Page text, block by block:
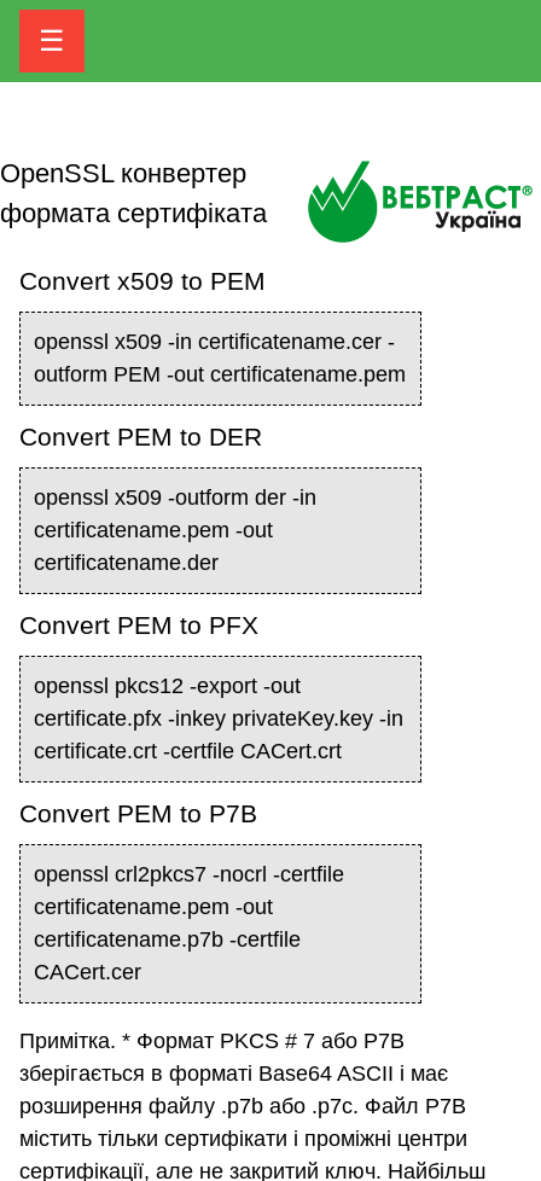
☰
OpenSSL конвертер
формата сертифіката
Convert x509 to PEM
openssl x509 -in certificatename.cer -
outform PEM -out certificatename.pem
Convert PEM to DER
openssl x509 -outform der -in
certificatename.pem -out
certificatename.der
Convert PEM to PFX
openssl pkcs12 -export -out
certificate.pfx -inkey privateKey.key -in
certificate.crt -certfile CACert.crt
Convert PEM to P7B
openssl crl2pkcs7 -nocrl -certfile
certificatename.pem -out
certificatename.p7b -certfile
CACert.cer
Примітка. * Формат PKCS # 7 або P7B
зберігається в форматі Base64 ASCII і має
розширення файлу .p7b або .p7c. Файл P7B
містить тільки сертифікати і проміжні центри
сертифікації, але не закритий ключ. Найбільш